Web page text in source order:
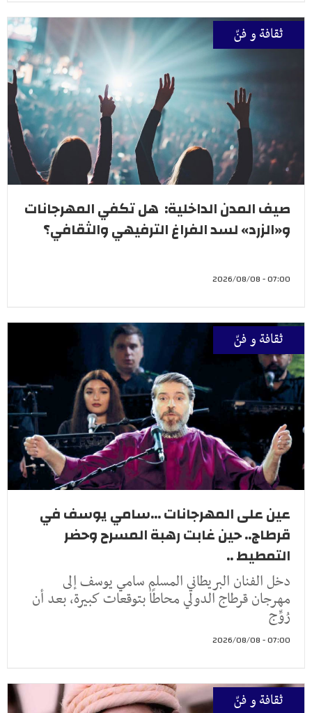
ثقافة و فنّ
صيف المدن الداخلية: هل تكفي المهرجانات
و«الزرد» لسد الفراغ الترفيهي والثقافي؟
07:00 - 2026/08/08
ثقافة و فنّ
عين على المهرجانات ...سامي يوسف في
قرطاج.. حين غابت رهبة المسرح وحضر
التمطيط ..
دخل الفنان البريطاني المسلم سامي يوسف إلى
مهرجان قرطاج الدولي محاطًا بتوقعات كبيرة، بعد أن
رُوِّج
07:00 - 2026/08/08
ثقافة و فنّ